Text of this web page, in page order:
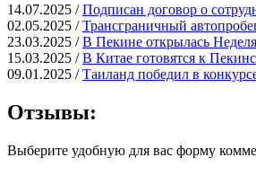
14.07.2025 /Подписан договор о
02.05.2025 /Трансграничный
23.03.2025 /В Пекине открылась
15.03.2025 /В Китае готовятся к
09.01.2025 /Таиланд победил в
Отзывы:
Выберите удобную для вас форму